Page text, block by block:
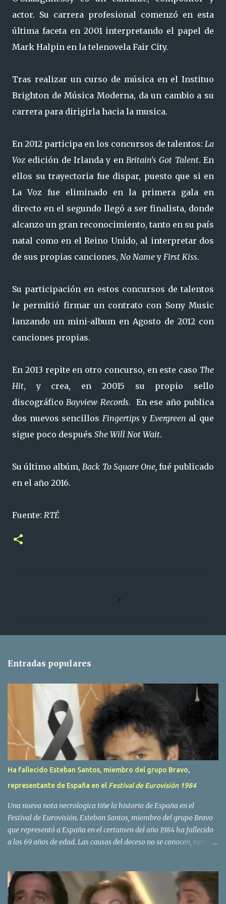
actor. Su carrera profesional comenzó en esta
última faceta en 2001 interpretando el papel de
Mark Halpin en la telenovela Fair City.
Tras realizar un curso de música en el Instituo
Brighton de Música Moderna, da un cambio a su
carrera para dirigirla hacia la musica.
En 2012 participa en los concursos de talentos: La
Voz edición de Irlanda y en Britain's Got Talent. En
ellos su trayectoria fue dispar, puesto que si en
La Voz fue eliminado en la primera gala en
directo en el segundo llegó a ser finalista, donde
alcanzo un gran reconocimiento, tanto en su país
natal como en el Reino Unido, al interpretar dos
de sus propias canciones, No Namey First Kiss.
Su participación en estos concursos de talentos
le permitió firmar un contrato con Sony Music
lanzando un mini-album en Agosto de 2012 con
canciones propias.
En 2013 repite en otro concurso, en este caso The
Hit, y crea, en 20015 su propio sello
discográficoBayview Records. En ese año publica
dos nuevos sencillos Fingertips y Evergreen al que
sigue poco después She Will Not Wait.
Su último albúm,Back To Square One,fué publicado
en el año 2016.
Fuente: RTÉ
r
s
Entradas populares
Ha fallecido Esteban Santos, miembro del grupo Bravo,
representante de España en el Festival de Eurovisión 1984
Una nueva nota necrologica tiñe la historia de España en el
Festival de Eurovisión. Esteban Santos, miembro del grupo Bravo
que representó a España en el certamen del año 1984 ha fallecido
a los 69 años de edad. Las causas del deceso no se conocen, siendo
traves de las redes sociales. Nacido en Tolosa en 1951, durante su
epoca universitaria en la carrera de empresariales conoció al